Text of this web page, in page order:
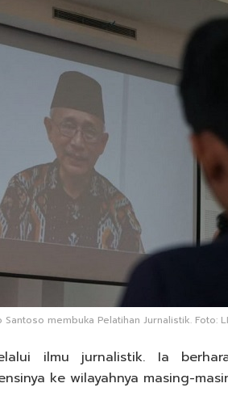
membuka Pelatihan Jurnalistik. Foto:
ilmu jurnalistik. Ia
ke wilayahnya masing-